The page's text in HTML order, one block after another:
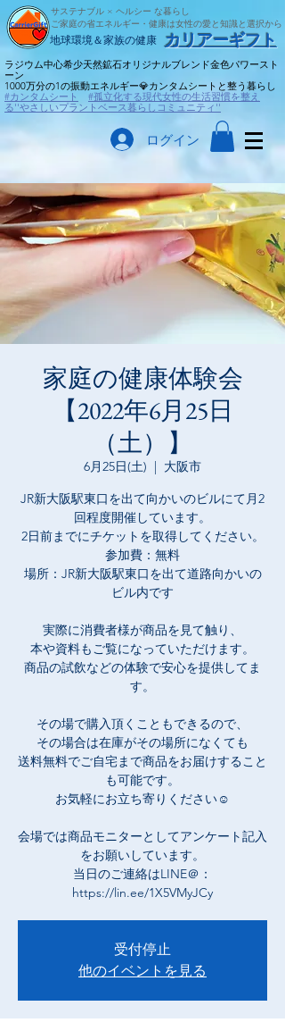
​地球環境＆家族の健康 ​カリアーギフト
サステナブル × ヘルシー な暮らし
ご家庭の省エネルギー・健康は女性の愛と知識と選択から
ラジウム中心希少天然鉱石オリジナルブレンド金色パワースト
ーン
​1000万分の1の振動エネルギー💎カンタムシートと整う暮らし
#カンタムシート
#孤立化する現代女性の生活習慣を整え
る''やさしいプラントベース暮らしコミュニティ''
ログイン
家庭の健康体験会
【2022年6月25日
（土）】
6月25日(土)
  |
大阪市
JR新大阪駅東口を出て向かいのビルにて月2
回程度開催しています。
2日前までにチケットを取得してください。
参加費：無料
場所：JR新大阪駅東口を出て道路向かいの
ビル内です
実際に消費者様が商品を見て触り、
本や資料もご覧になっていただけます。
商品の試飲などの体験で安心を提供してま
す。
その場で購入頂くこともできるので、
その場合は在庫がその場所になくても
​送料無料でご自宅まで商品をお届けすること
も可能です。
お気軽にお立ち寄りください☺
会場では商品モニターとしてアンケート記入
をお願いしています。
​当日のご連絡はLINE＠：
https://lin.ee/1X5VMyJCy
受付停止
他のイベントを見る